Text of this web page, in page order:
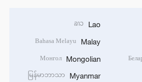
Lao
ລາວ
Malay
Bahasa Melayu
Mongolian
Монгол
Myanmar
မြန်မာဘာသာ